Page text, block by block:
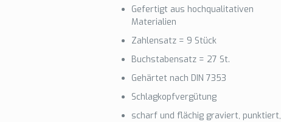
Gefertigt aus hochqualitativen
Materialien
Zahlensatz = 9 Stück
Buchstabensatz = 27 St.
Gehärtet nach DIN 7353
Schlagkopfvergütung
scharf und flächig graviert, punktiert,